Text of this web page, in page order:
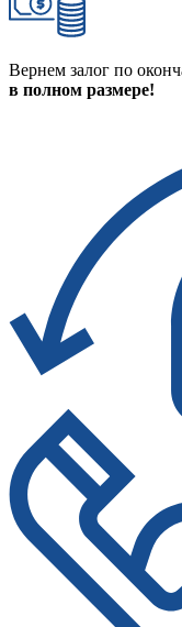
Вернем залог по
в полном размере!